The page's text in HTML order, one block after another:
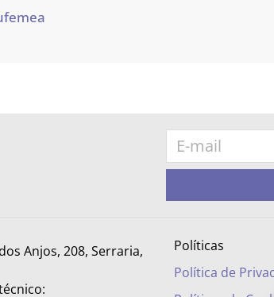
Anjos, 208, Serraria,
Políticas
Política de